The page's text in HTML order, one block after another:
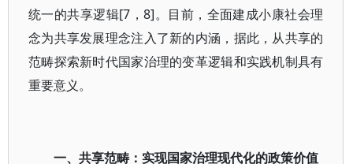
统一的共享逻辑[7，8]。目前，全面建成小康社会理
念为共享发展理念注入了新的内涵，据此，从共享的
范畴探索新时代国家治理的变革逻辑和实践机制具有
重要意义。
一、共享范畴：实现国家治理现代化的政策价值